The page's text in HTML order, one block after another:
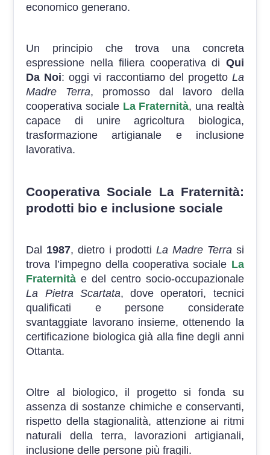
economico generano.
Un principio che trova una concreta
espressione nella filiera cooperativa di Qui
Da Noi: oggi vi raccontiamo del progetto La
Madre Terra, promosso dal lavoro della
cooperativa sociale La Fraternità, una realtà
capace di unire agricoltura biologica,
trasformazione artigianale e inclusione
lavorativa.
Cooperativa Sociale La Fraternità:
prodotti bio e inclusione sociale
Dal 1987, dietro i prodotti La Madre Terra si
trova l’impegno della cooperativa sociale La
Fraternità e del centro socio-occupazionale
La Pietra Scartata, dove operatori, tecnici
qualificati e persone considerate
svantaggiate lavorano insieme, ottenendo la
certificazione biologica già alla fine degli anni
Ottanta.
Oltre al biologico, il progetto si fonda su
assenza di sostanze chimiche e conservanti,
rispetto della stagionalità, attenzione ai ritmi
naturali della terra, lavorazioni artigianali,
inclusione delle persone più fragili.